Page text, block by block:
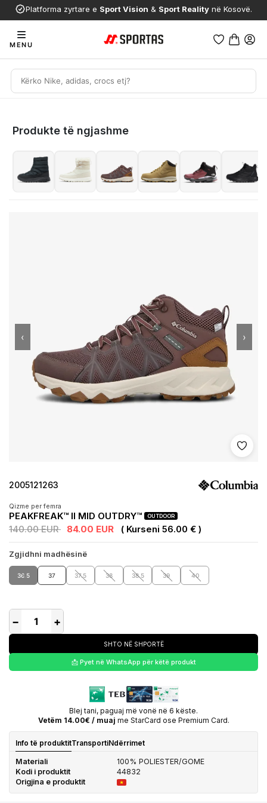
Platforma zyrtare e Sport Vision & Sport Reality në Kosovë.
MENU
Produkte të ngjashme
Shto
‹ ›
2005121263
Qizme per femra
PEAKFREAK™ II MID OUTDRY™ OUTDOOR
140.00 EUR 84.00 EUR ( Kurseni 56.00 € )
Zgjidhni madhësinë
36.5 37 37.5 38 38.5 39 40
− +
SHTO NË SHPORTË
📩 Pyet në WhatsApp për këtë produkt
Blej tani, paguaj më vonë në 6 këste.
Vetëm 14.00€ / muaj me StarCard ose Premium Card.
Info të produktitTransportiNdërrimet
Materiali
100% POLIESTER/GOME
Kodi i produktit
44832
Origjina e produktit